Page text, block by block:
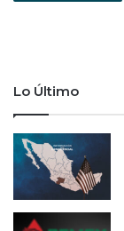
Lo Último